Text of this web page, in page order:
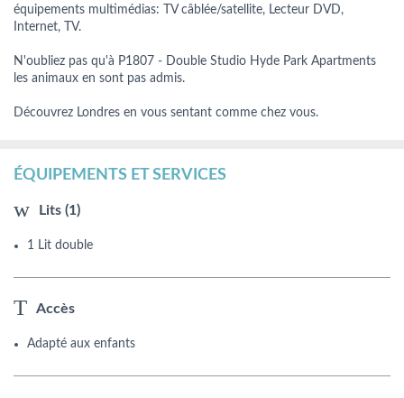
équipements multimédias: TV câblée/satellite, Lecteur DVD,
Internet, TV.
N'oubliez pas qu'à P1807 - Double Studio Hyde Park Apartments
les animaux en sont pas admis.
Découvrez Londres en vous sentant comme chez vous.
ÉQUIPEMENTS ET SERVICES
Lits (1)
1 Lit double
Accès
Adapté aux enfants